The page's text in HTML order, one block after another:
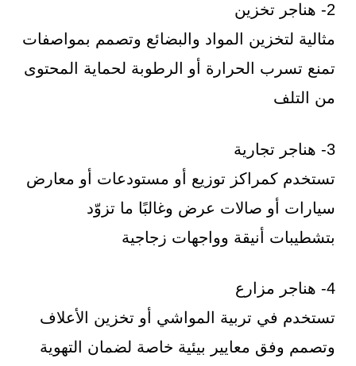
2- هناجر تخزين
مثالية لتخزين المواد والبضائع وتصمم بمواصفات
تمنع تسرب الحرارة أو الرطوبة لحماية المحتوى
من التلف
3- هناجر تجارية
تستخدم كمراكز توزيع أو مستودعات أو معارض
سيارات أو صالات عرض وغالبًا ما تزوّد
بتشطيبات أنيقة وواجهات زجاجية
4- هناجر مزارع
تستخدم في تربية المواشي أو تخزين الأعلاف
وتصمم وفق معايير بيئية خاصة لضمان التهوية